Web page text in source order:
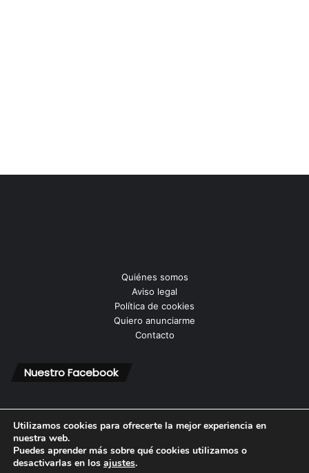
Quiénes somos
Aviso legal
Política de cookies
Quiero anunciarme
Contacto
Nuestro Facebook
© Copyright 2026, Todos los derechos reservados |
Utilizamos cookies para ofrecerte la mejor experiencia en
nuestra web.
Puedes aprender más sobre qué cookies utilizamos o
desactivarlas en los ajustes.